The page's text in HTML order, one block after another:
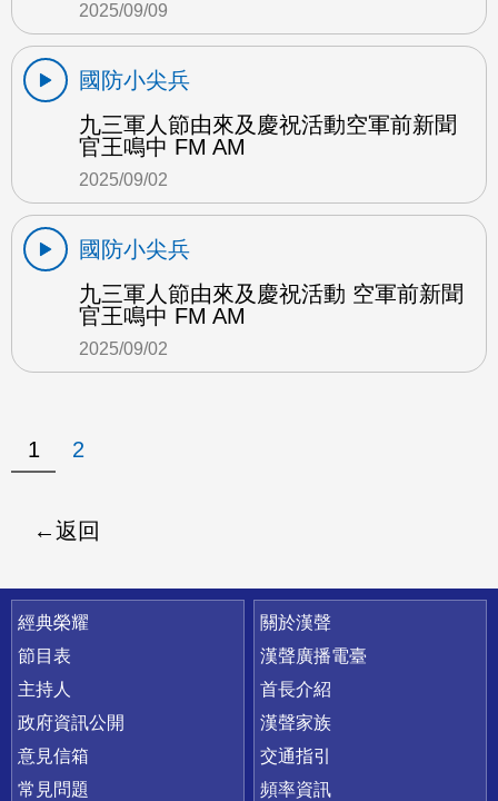
2025/09/09
國防小尖兵
九三軍人節由來及慶祝活動空軍前新聞
官王鳴中 FM AM
2025/09/02
國防小尖兵
九三軍人節由來及慶祝活動 空軍前新聞
官王鳴中 FM AM
2025/09/02
1 2
返回
快速連結
經典榮耀
節目表
主持人
政府資訊公開
意見信箱
常見問題
關於漢聲
漢聲廣播電臺
首長介紹
漢聲家族
交通指引
頻率資訊